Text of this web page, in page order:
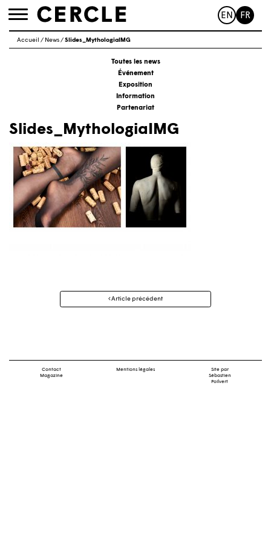
Toggle
EN FR
Accueil / News/Slides_MythologiaIMG
Toutes les news
Événement
Exposition
Information
Partenariat
Slides_MythologiaIMG
Navigation
Article précédent
Contact
Magazine
Mentions légales
Site par
Sébastien
Poilvert